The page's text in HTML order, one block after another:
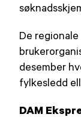
De
desember
fylkesledd
DAM